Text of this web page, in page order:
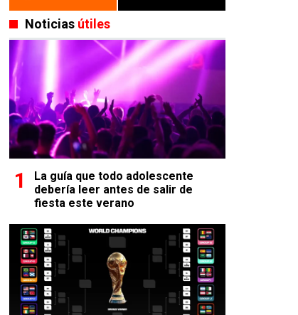
Noticias útiles
La guía que todo adolescente
debería leer antes de salir de
fiesta este verano